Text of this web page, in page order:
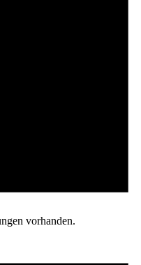
vorhanden.